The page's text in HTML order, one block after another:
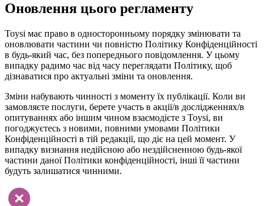
Оновлення цього регламенту
Toysi має право в односторонньому порядку змінювати та
оновлювати частини чи повністю Політику Конфіденційності
в будь-який час, без попереднього повідомлення. У цьому
випадку радимо час від часу переглядати Політику, щоб
дізнаватися про актуальні зміни та оновлення.
Зміни набувають чинності з моменту їх публікації. Коли ви
замовляєте послуги, берете участь в акції/в дослідженнях/в
опитуваннях або іншим чином взаємодієте з Toysi, ви
погоджуєтесь з новими, повними умовами Політики
Конфіденційності в тій редакції, що діє на цей момент. У
випадку визнання недійсною або нездійсненною будь-якої
частини даної Політики конфіденційності, інші її частини
будуть залишатися чинними.